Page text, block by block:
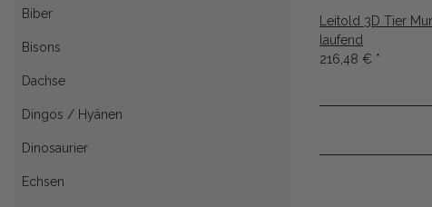
Leitold 3D Tier
laufend
216,48 € *
Biber
Bisons
Dachse
Dingos / Hyänen
Dinosaurier
Echsen